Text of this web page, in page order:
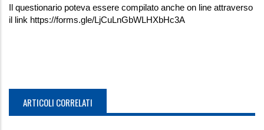
Il questionario poteva essere compilato anche on line attraverso
il link https://forms.gle/LjCuLnGbWLHXbHc3A
ARTICOLI CORRELATI